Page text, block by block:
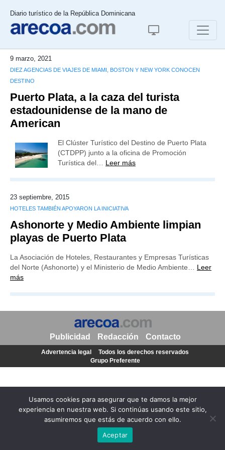
Diario turístico de la República Dominicana
9 marzo, 2021
DIEZ AGENCIAS DE VIAJES DE MIAMI, BOSTON Y NEW YORK CONOCEN
DESTINO
Puerto Plata, a la caza del turista
estadounidense de la mano de
American
El Clúster Turístico del Destino de Puerto Plata
(CTDPP) junto a la oficina de Promoción
Turística del… Leer más
23 septiembre, 2015
HOTELES TAMBIÉN APOYARON LA INICIATIVA
Ashonorte y Medio Ambiente limpian
playas de Puerto Plata
La Asociación de Hoteles, Restaurantes y Empresas Turísticas
del Norte (Ashonorte) y el Ministerio de Medio Ambiente… Leer
más
Usamos cookies para asegurar que te damos la mejor
experiencia en nuestra web. Si continúas usando este sitio,
asumiremos que estás de acuerdo con ello.
Aceptar
Publicidad Redacción Contacto
Advertencia legal
Todos los derechos reservados
Grupo Preferente